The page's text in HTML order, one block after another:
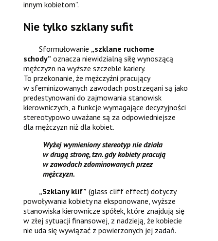
innym kobietom”.
Nie tylko szklany sufit
Sformułowanie „szklane ruchome
schody” oznacza niewidzialną siłę wynoszącą
mężczyzn na wyższe szczeble kariery.
To przekonanie, że mężczyźni pracujący
w sfeminizowanych zawodach postrzegani są jako
predestynowani do zajmowania stanowisk
kierowniczych, a funkcje wymagające decyzyjności
stereotypowo uważane są za odpowiedniejsze
dla mężczyzn niż dla kobiet.
Wyżej wymieniony stereotyp nie działa
w drugą stronę, tzn. gdy kobiety pracują
w zawodach zdominowanych przez
mężczyzn.
„Szklany klif” (glass cliff effect) dotyczy
powoływania kobiety na eksponowane, wyższe
stanowiska kierownicze spółek, które znajdują się
w złej sytuacji finansowej, z nadzieją, że kobiecie
nie uda się wywiązać z powierzonych jej zadań.